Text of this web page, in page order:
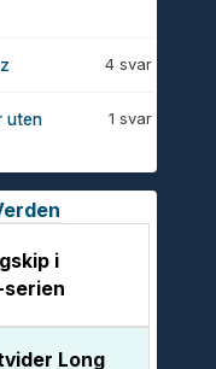
4 svar
1 svar
uten
i
serien
Long